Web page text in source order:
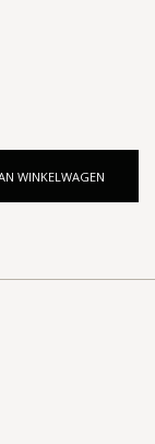
WINKELWAGEN